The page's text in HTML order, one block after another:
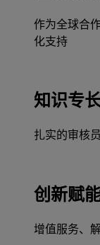
作为全球合
化支持
知识专
扎实的审核
创新赋
增值服务、